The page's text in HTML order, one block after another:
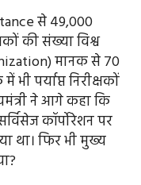
से 49,000
की संख्या विश्व
मानक से 70
पर्याप्त निरीक्षकों
ने आगे कहा कि
कॉर्पोरेशन पर
था। फिर भी मुख्य